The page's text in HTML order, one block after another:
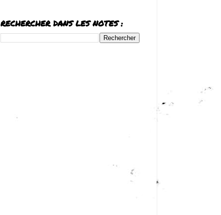
RECHERCHER DANS LES NOTES :